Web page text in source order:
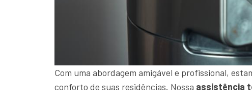
Com uma abordagem amigável e profissional,
conforto de suas residências. Nossa assistência